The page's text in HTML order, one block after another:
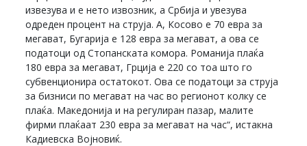
извезува и е нето извозник, а Србија и увезува
одреден процент на струја. А, Косово е 70 евра за
мегават, Бугарија е 128 евра за мегават, а ова се
податоци од Стопанската комора. Романија плаќа
180 евра за мегават, Грција е 220 со тоа што го
субвенционира остатокот. Ова се податоци за струја
за бизниси по мегават на час во регионот колку се
плаќа. Македонија и на регулиран пазар, малите
фирми плаќаат 230 евра за мегават на час“, истакна
Кадиевска Војновиќ.